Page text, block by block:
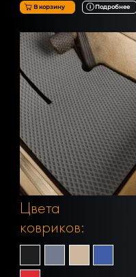
В корзину Подробнее
Цвета
ковриков: